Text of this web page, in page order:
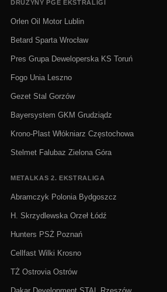
DRUŻYNY PGE EKSTRALIGI
Orlen Oil Motor Lublin
Betard Sparta Wrocław
Pres Grupa Deweloperska KS Toruń
Fogo Unia Leszno
Gezet Stal Gorzów
Bayersystem GKM Grudziądz
Krono-Plast Włókniarz Częstochowa
Stelmet Falubaz Zielona Góra
METALKAS 2. EKSTRALIGA
Abramczyk Polonia Bydgoszcz
H. Skrzydlewska Orzeł Łódź
Hunters PSŻ Poznań
Cellfast Wilki Krosno
TŻ Ostrovia Ostrów